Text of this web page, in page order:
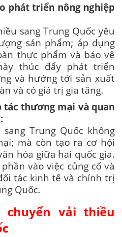
phát triển nông nghiệp
sang Trung Quốc yêu
sản phẩm; áp dụng
thực phẩm và bảo vệ
thúc đẩy phát triển
và hướng tới sản xuất
và có giá trị gia tăng.
tác thương mại và quan
Trung Quốc không
mà còn tạo ra cơ hội
hóa giữa hai quốc gia.
vào việc củng cố và
tác kinh tế và chính trị
Quốc.
vải thiều